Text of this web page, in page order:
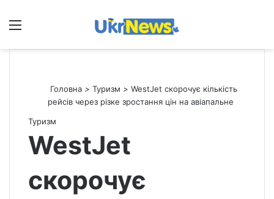
Меню
Головна > Туризм > WestJet скорочує кількість
рейсів через різке зростання цін на авіапальне
Туризм
WestJet
скорочує